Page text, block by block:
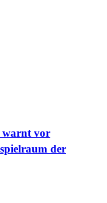
warnt vor
der